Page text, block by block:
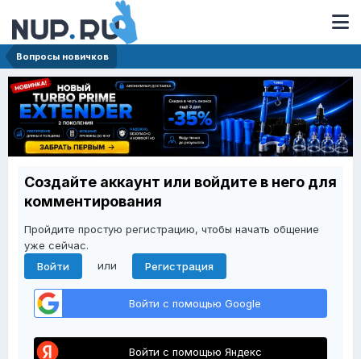
Вопросы новичков
Создайте аккаунт или войдите в него для
комментирования
Пройдите простую регистрацию, чтобы начать общение
уже сейчас.
Войти
или Регистрация
Войти с помощью Google
Войти с помощью Яндекс